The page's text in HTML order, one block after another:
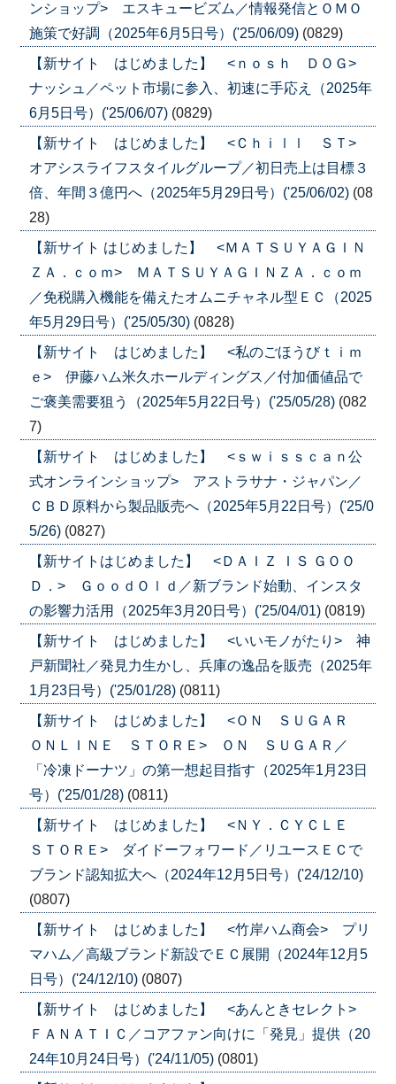
ンショップ> エスキュービズム／情報発信とＯＭＯ
施策で好調（2025年6月5日号）('25/06/09) (0829)
【新サイト はじめました】 <ｎｏｓｈ ＤＯＧ>
ナッシュ／ペット市場に参入、初速に手応え（2025年
6月5日号）('25/06/07) (0829)
【新サイト はじめました】 <Ｃｈｉｌｌ ＳＴ>
オアシスライフスタイルグループ／初日売上は目標３
倍、年間３億円へ（2025年5月29日号）('25/06/02) (08
28)
【新サイト はじめました】 <ＭＡＴＳＵＹＡＧＩＮ
ＺＡ．ｃｏｍ> ＭＡＴＳＵＹＡＧＩＮＺＡ．ｃｏｍ
／免税購入機能を備えたオムニチャネル型ＥＣ（2025
年5月29日号）('25/05/30) (0828)
【新サイト はじめました】 <私のごほうびｔｉｍ
ｅ> 伊藤ハム米久ホールディングス／付加価値品で
ご褒美需要狙う（2025年5月22日号）('25/05/28) (082
7)
【新サイト はじめました】 <ｓｗｉｓｓｃａｎ公
式オンラインショップ> アストラサナ・ジャパン／
ＣＢＤ原料から製品販売へ（2025年5月22日号）('25/0
5/26) (0827)
【新サイトはじめました】 <ＤＡＩＺ ＩＳ ＧＯＯ
Ｄ．> ＧｏｏｄＯｌｄ／新ブランド始動、インスタ
の影響力活用（2025年3月20日号）('25/04/01) (0819)
【新サイト はじめました】 <いいモノがたり> 神
戸新聞社／発見力生かし、兵庫の逸品を販売（2025年
1月23日号）('25/01/28) (0811)
【新サイト はじめました】 <ＯＮ ＳＵＧＡＲ
ＯＮＬＩＮＥ ＳＴＯＲＥ> ＯＮ ＳＵＧＡＲ／
「冷凍ドーナツ」の第一想起目指す（2025年1月23日
号）('25/01/28) (0811)
【新サイト はじめました】 <ＮＹ．ＣＹＣＬＥ
ＳＴＯＲＥ> ダイドーフォワード／リユースＥＣで
ブランド認知拡大へ（2024年12月5日号）('24/12/10)
(0807)
【新サイト はじめました】 <竹岸ハム商会> プリ
マハム／高級ブランド新設でＥＣ展開（2024年12月5
日号）('24/12/10) (0807)
【新サイト はじめました】 <あんときセレクト>
ＦＡＮＡＴＩＣ／コアファン向けに「発見」提供（20
24年10月24日号）('24/11/05) (0801)